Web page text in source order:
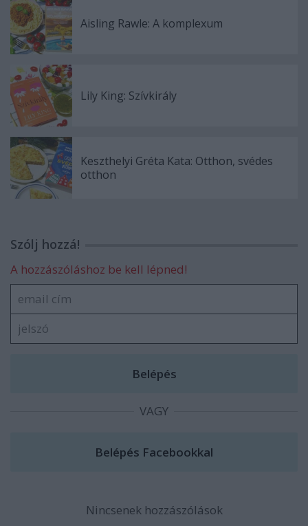
Aisling Rawle: A ​komplexum
Lily King: Szívkirály
Keszthelyi Gréta Kata: Otthon, ​svédes
otthon
Szólj hozzá!
A hozzászóláshoz be kell lépned!
VAGY
Nincsenek hozzászólások